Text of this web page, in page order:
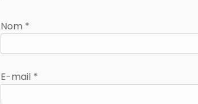
Nom *
E-mail *